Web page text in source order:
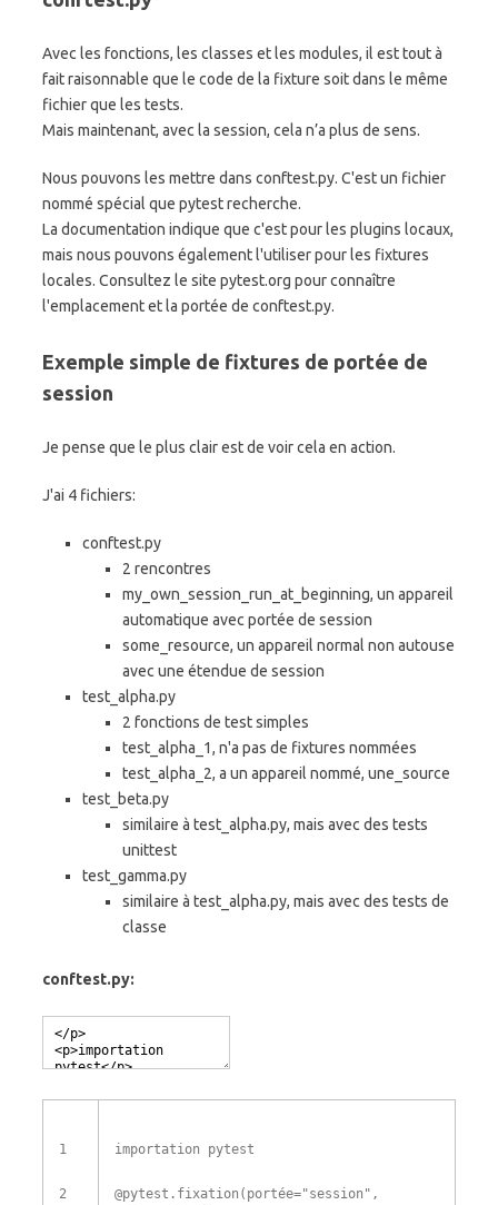
Avec les fonctions, les classes et les modules, il est tout à
fait raisonnable que le code de la fixture soit dans le même
fichier que les tests.
Mais maintenant, avec la session, cela n’a plus de sens.
Nous pouvons les mettre dans conftest.py. C'est un fichier
nommé spécial que pytest recherche.
La documentation indique que c'est pour les plugins locaux,
mais nous pouvons également l'utiliser pour les fixtures
locales. Consultez le site pytest.org pour connaître
l'emplacement et la portée de conftest.py.
Exemple simple de fixtures de portée de
session
Je pense que le plus clair est de voir cela en action.
J'ai 4 fichiers:
conftest.py
2 rencontres
my_own_session_run_at_beginning, un appareil
automatique avec portée de session
some_resource, un appareil normal non autouse
avec une étendue de session
test_alpha.py
2 fonctions de test simples
test_alpha_1, n'a pas de fixtures nommées
test_alpha_2, a un appareil nommé, une_source
test_beta.py
similaire à test_alpha.py, mais avec des tests
unittest
test_gamma.py
similaire à test_alpha.py, mais avec des tests de
classe
conftest.py:
1
2
importation pytest
@pytest . fixation ( portée="session" ,